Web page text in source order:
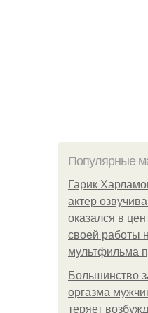
Популярные
Гарик
актер
оказался в
своей работы
мультфильма
Большинство
оргазма
теряет